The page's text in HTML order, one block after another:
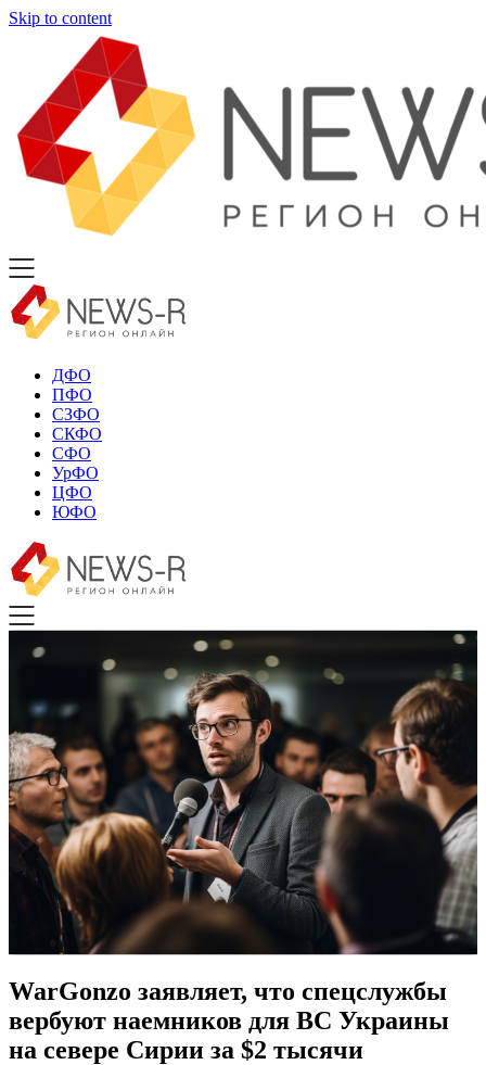
Skip to content
ДФО
ПФО
СЗФО
СКФО
СФО
УрФО
ЦФО
ЮФО
WarGonzo заявляет, что спецслужбы
вербуют наемников для ВС Украины
на севере Сирии за $2 тысячи